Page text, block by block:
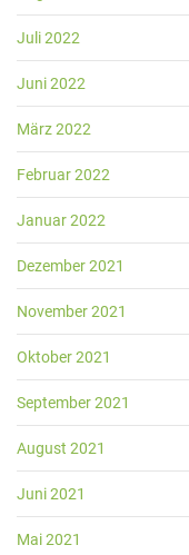
Juli 2022
Juni 2022
März 2022
Februar 2022
Januar 2022
Dezember 2021
November 2021
Oktober 2021
September 2021
August 2021
Juni 2021
Mai 2021